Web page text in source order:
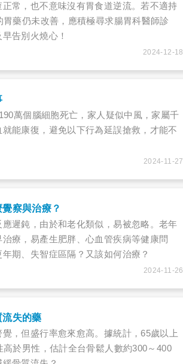
常，也不意味沒有胃食道逆流。若不適持
藥仍未改善，應積極尋求腸胃科醫師診
告別火燒心！
2024-12-18
萬個腦細胞死亡，家人疑似中風，家屬千
能康復，避免以下行為延誤搶救，才能不
2024-11-27
察與治療？
遲鈍，由於和老化類似，易被忽略。老年
療，易產生肥胖、心血管疾病等健康問
期、失智症區隔？又該如何治療？
2024-11-26
失的藥
，但盛行率愈來愈高。據統計，65歲以上
於男性，估計全台骨鬆人數約300～400